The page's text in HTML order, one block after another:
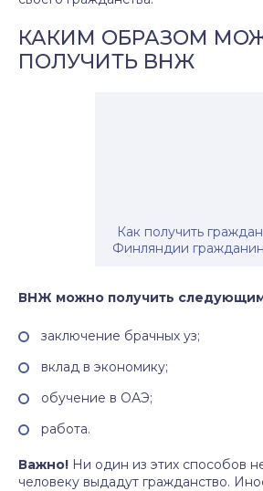
КАКИМ ОБРАЗОМ
ПОЛУЧИТЬ ВНЖ
Как получить
Финляндии
ВНЖ можно получить
заключение брачных уз;
вклад в экономику;
обучение в ОАЭ;
работа.
Важно! Ни один из этих способов
человеку выдадут гражданство.